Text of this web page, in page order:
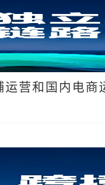
运营和国内电